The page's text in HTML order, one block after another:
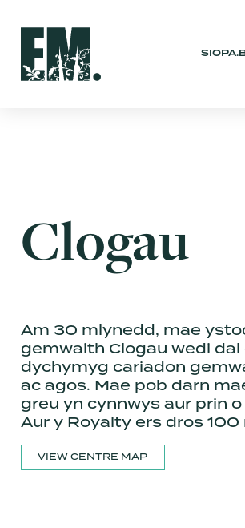
Clogau
Am 30 mlynedd, mae
gemwaith Clogau wedi dal
dychymyg cariadon
ac agos. Mae pob darn
greu yn cynnwys aur prin
Aur y Royalty ers dros 100
VIEW CENTRE MAP